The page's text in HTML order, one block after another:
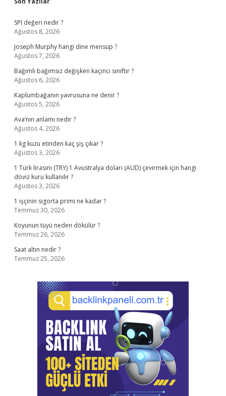
Sidebar
SPI değeri nedir ?
Ağustos 8, 2026
Joseph Murphy hangi dine mensup ?
Ağustos 7, 2026
Bağımlı bağımsız değişken kaçıncı sınıftır ?
Ağustos 6, 2026
Kaplumbağanın yavrusuna ne denir ?
Ağustos 5, 2026
Ava’nın anlamı nedir ?
Ağustos 4, 2026
1 kg kuzu etinden kaç şiş çıkar ?
Ağustos 3, 2026
1 Türk lirasını (TRY) 1 Avustralya doları (AUD) çevirmek için hangi
döviz kuru kullanılır ?
Ağustos 3, 2026
1 işçinin sigorta primi ne kadar ?
Temmuz 30, 2026
Koyunun tüyü neden dökülür ?
Temmuz 26, 2026
Saat altın nedir ?
Temmuz 25, 2026